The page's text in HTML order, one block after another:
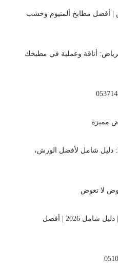
| أفضل مطابخ ألمنيوم وخشب
أناقة وعملية في مطبخك
مطابخ الرياض مخرج ١٧ 2026: دليل شامل لأفضل الورش،
لا تعوض
تفصيل مطابخ الرمال الرياض | دليل شامل 2026 | أفضل